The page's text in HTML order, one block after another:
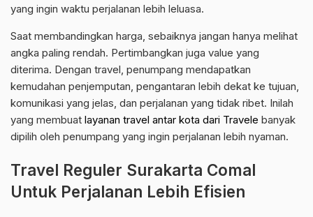
yang ingin waktu perjalanan lebih leluasa.
Saat membandingkan harga, sebaiknya jangan hanya melihat
angka paling rendah. Pertimbangkan juga value yang
diterima. Dengan travel, penumpang mendapatkan
kemudahan penjemputan, pengantaran lebih dekat ke tujuan,
komunikasi yang jelas, dan perjalanan yang tidak ribet. Inilah
yang membuat layanan travel antar kota dari Travele banyak
dipilih oleh penumpang yang ingin perjalanan lebih nyaman.
Travel Reguler Surakarta Comal
Untuk Perjalanan Lebih Efisien